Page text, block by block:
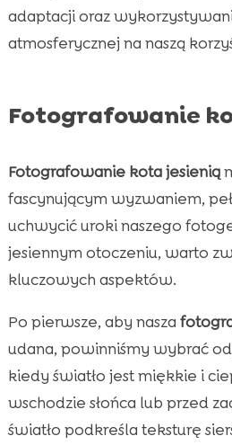
adaptacji oraz
atmosferycznej na naszą
Fotografowanie
Fotografowanie kota jesienią
fascynującym wyzwaniem,
uchwycić uroki naszego
jesiennym otoczeniu, warto
kluczowych aspektów.
Po pierwsze, aby nasza
udana, powinniśmy wybrać
kiedy światło jest miękkie i
wschodzie słońca lub przed
światło podkreśla teksturę